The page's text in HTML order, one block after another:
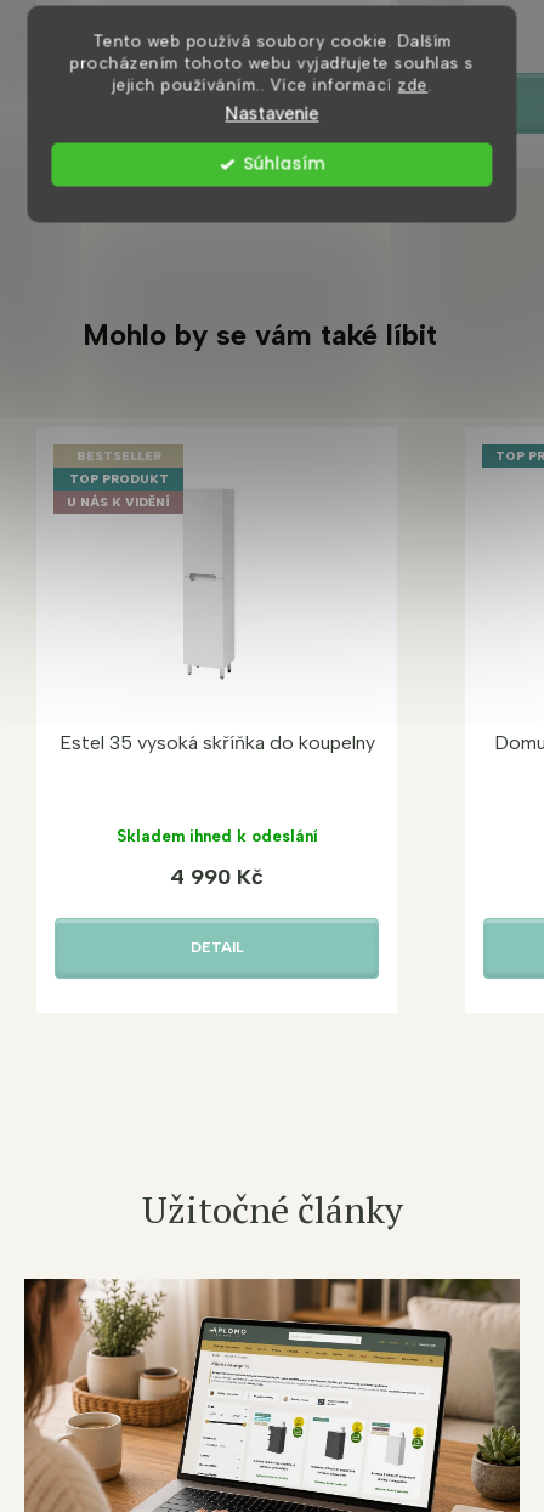
Tento web používá soubory cookie. Dalším
procházením tohoto webu vyjadřujete souhlas s
jejich používáním.. Více informací zde.
Nastavenie
Súhlasím
550 Kč
DETAIL
Mohlo by se vám také líbit
BESTSELLER
TOP PRODUKT
U NÁS K VIDĚNÍ
Estel 35 vysoká skříňka do koupelny
Skladem ihned k odeslání
4 990 Kč
DETAIL
TOP
Užitočné články